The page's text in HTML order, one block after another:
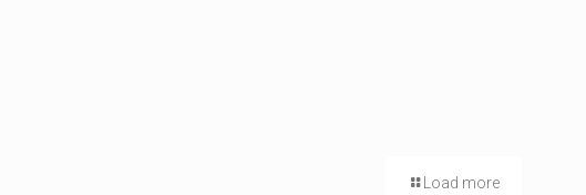
Load more